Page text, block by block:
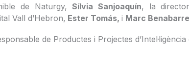
de Naturgy,Sílvia Sanjoaquín, la
Vall d’Hebron, Ester Tomás, i Marc Benabarre
de Productes i Projectes